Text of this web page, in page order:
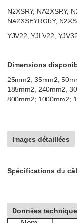
N2XSRY, NA2XSRY,
NA2XSEYRGbY,
YJV22, YJLV22,
Dimensions
25mm2, 35mm2,
185mm2, 240mm2,
800mm2; 1000mm2;
Images détaillées
Spécifications du
Données